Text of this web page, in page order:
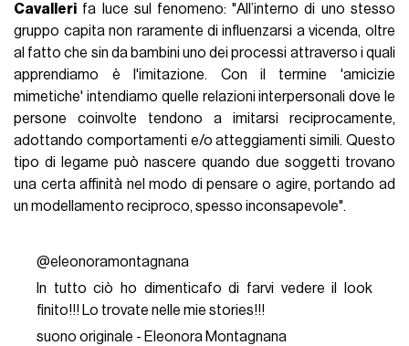
Cavalleri fa luce sul fenomeno: "All’interno di uno stesso
gruppo capita non raramente di influenzarsi a vicenda, oltre
al fatto che sin da bambini uno dei processi attraverso i quali
apprendiamo è l'imitazione. Con il termine 'amicizie
mimetiche' intendiamo quelle relazioni interpersonali dove le
persone coinvolte tendono a imitarsi reciprocamente,
adottando comportamenti e/o atteggiamenti simili. Questo
tipo di legame può nascere quando due soggetti trovano
una certa affinità nel modo di pensare o agire, portando ad
un modellamento reciproco, spesso inconsapevole".
@eleonoramontagnana
In tutto ciò ho dimenticafo di farvi vedere il look
finito!!! Lo trovate nelle mie stories!!!
suono originale - Eleonora Montagnana